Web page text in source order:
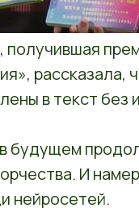
рассказала,
в текст без
будущем
И
нейросетей.